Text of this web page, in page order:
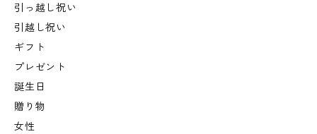
引っ越し祝い
引越し祝い
ギフト
プレゼント
誕生日
贈り物
女性